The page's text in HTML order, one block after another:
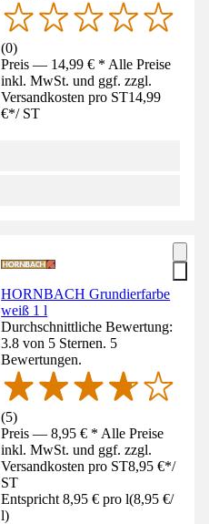
(0)
Preis — 14,99 € * Alle Preise
inkl. MwSt. und ggf. zzgl.
Versandkosten pro ST14,99
€*/ ST
HORNBACH Grundierfarbe
weiß 1 l
Durchschnittliche Bewertung:
3.8 von 5 Sternen. 5
Bewertungen.
(5)
Preis — 8,95 € * Alle Preise
inkl. MwSt. und ggf. zzgl.
Versandkosten pro ST8,95 €*/
ST
Entspricht 8,95 € pro l(8,95 €/
l)